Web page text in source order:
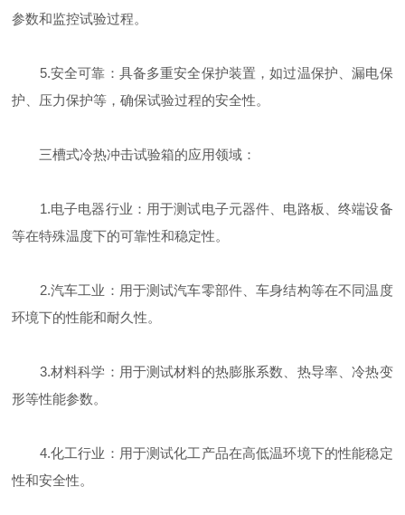
参数和监控试验过程。
5.安全可靠：具备多重安全保护装置，如过温保护、漏电保
护、压力保护等，确保试验过程的安全性。
三槽式冷热冲击试验箱的应用领域：
1.电子电器行业：用于测试电子元器件、电路板、终端设备
等在特殊温度下的可靠性和稳定性。
2.汽车工业：用于测试汽车零部件、车身结构等在不同温度
环境下的性能和耐久性。
3.材料科学：用于测试材料的热膨胀系数、热导率、冷热变
形等性能参数。
4.化工行业：用于测试化工产品在高低温环境下的性能稳定
性和安全性。